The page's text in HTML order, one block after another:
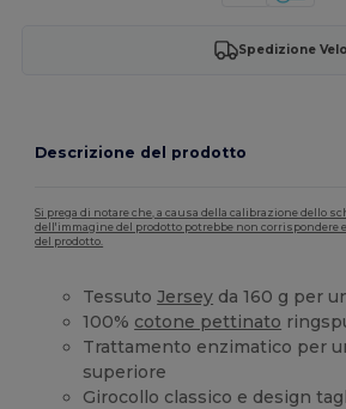
Spedizione
Descrizione del prodotto
Si prega di notare che, a causa della calibrazione dello
dell'immagine del prodotto potrebbe non corrispondere
del prodotto.
TessutoJersey da 160 g per
100% cotone pettinato
Trattamento enzimatico per
superiore
Girocollo classico e design